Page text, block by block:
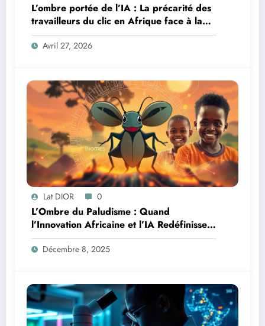
L’ombre portée de l’IA : La précarité des
travailleurs du clic en Afrique face à la
révolution numérique
Avril 27, 2026
Lat DIOR 0
L’Ombre du Paludisme : Quand
l’Innovation Africaine et l’IA Redéfinissent
la Lutte
Décembre 8, 2025